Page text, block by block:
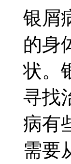
银屑
的身
状。
寻找
病有
需要